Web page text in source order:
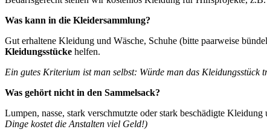
Was kann in die Kleidersammlung?
Gut erhaltene Kleidung und Wäsche, Schuhe (bitte paarweise
Kleidungsstücke helfen.
Ein gutes Kriterium ist man selbst: Würde man das Kleidungsstück
Was gehört nicht in den Sammelsack?
Lumpen, nasse, stark verschmutzte oder stark beschädigte
Dinge kostet die Anstalten viel Geld!)